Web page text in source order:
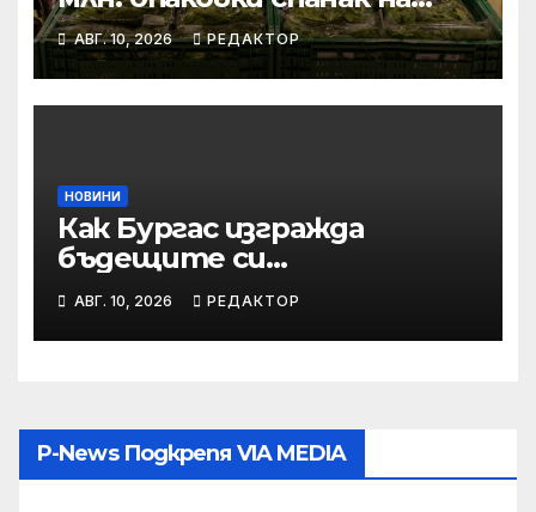
година
АВГ. 10, 2026 РЕДАКТОР
НОВИНИ
Как Бургас изгражда
бъдещите си
технологични
специалисти още в
училище?
АВГ. 10, 2026 РЕДАКТОР
P-News Подкрепя VIA MEDIA